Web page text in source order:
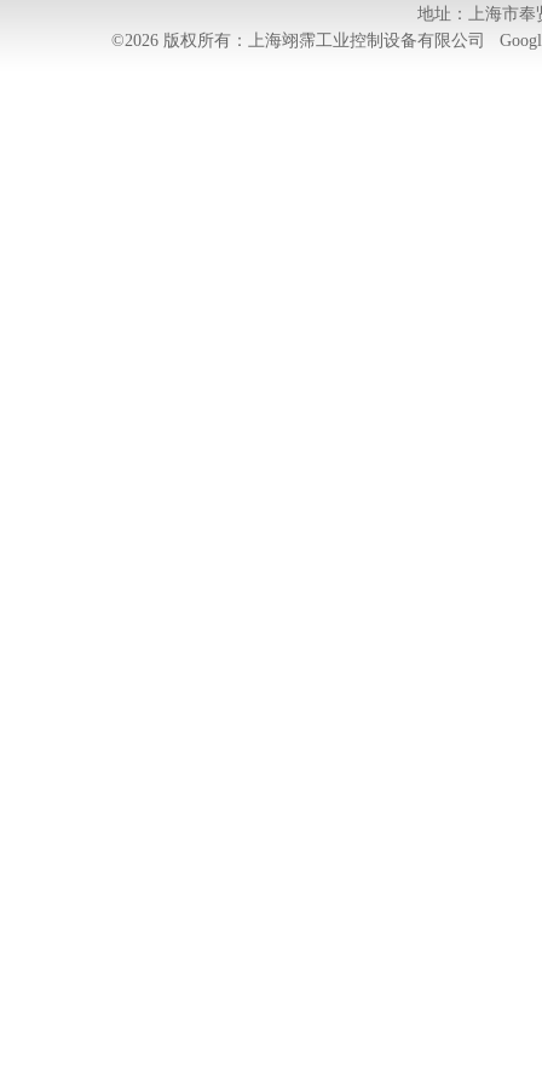
地址：上海市奉
©2026 版权所有：上海翊霈工业控制设备有限公司